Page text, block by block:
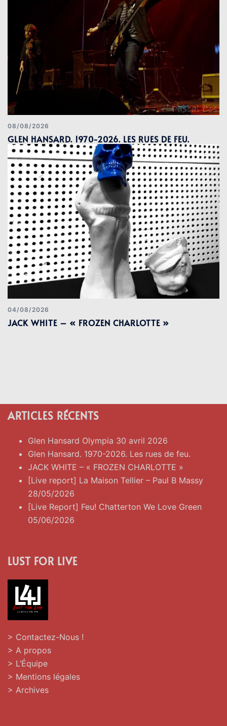
08/08/2026
GLEN HANSARD. 1970-2026. LES RUES DE FEU.
04/08/2026
JACK WHITE – « FROZEN CHARLOTTE »
ARTICLES RÉCENTS
Glen Hansard Olympia 30 avril 2026
Glen Hansard. 1970-2026. Les rues de feu.
JACK WHITE – « FROZEN CHARLOTTE »
[Live report] La Maison Tellier – Paul B Massy
28/05/2026
[Live Report] Feu! Chatterton We Love Green
05/06/2026
LUST FOR LIVE
> Contactez-Nous !
> A propos
> L’Équipe
> Mentions légales
> Archives